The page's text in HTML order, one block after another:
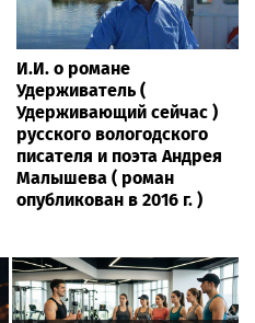
И.И. о романе
Удерживатель (
Удерживающий сейчас )
русского вологодского
писателя и поэта Андрея
Малышева ( роман
опубликован в 2016 г. )